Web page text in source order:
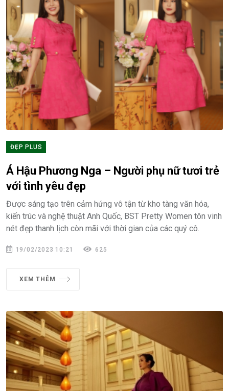
ĐẸP PLUS
Á Hậu Phương Nga – Người phụ nữ tươi trẻ
với tình yêu đẹp
Được sáng tạo trên cảm hứng vô tận từ kho tàng văn hóa,
kiến trúc và nghệ thuật Anh Quốc, BST Pretty Women tôn vinh
nét đẹp thanh lịch còn mãi với thời gian của các quý cô.
19/02/2023 10:21 625
XEM THÊM